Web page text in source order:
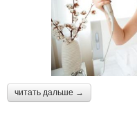
читать дальше →